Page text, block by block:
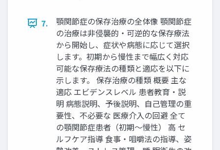
7.
顎関節症の保存治療の全体像 顎関節症
の治療は⾮侵襲的‧可逆的な保存療法
から開始し、症状や病態に応じて選択
します。初期から慢性まで幅広く対応
可能な保存療法の種類と適応を以下に
⽰します。 保存治療の種類 概要 主な
適応 エビデンスレベル 患者教育‧説
明 病態説明、予後説明、⾃⼰管理の重
要性、不必要な 医療介⼊の回避 全て
の顎関節症患者（初期〜慢性） ⾼ セ
ルフケア指導 ⾷事‧咀嚼法の指導、姿